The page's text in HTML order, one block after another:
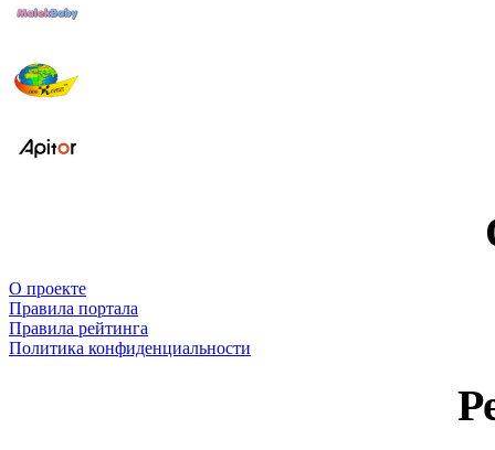
О проекте
Правила портала
Правила рейтинга
Политика конфиденциальности